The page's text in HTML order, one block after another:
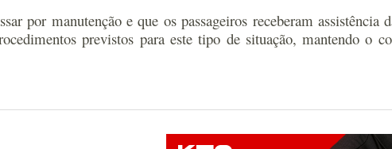
por manutenção e que os passageiros receberam
previstos para este tipo de situação, mantendo o